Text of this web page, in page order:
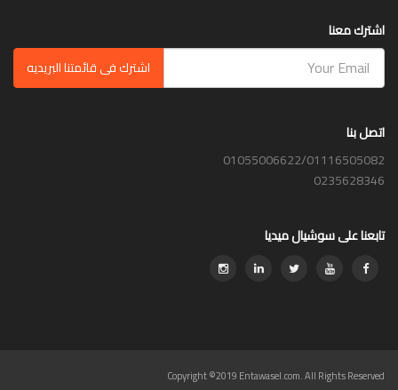
اشترك معنا
اشترك فى قائمتنا البريديه
اتصل بنا
01055006622/01116505082
0235628346
تابعنا على سوشيال ميديا
Copyright ©2019 Entawasel.com. All Rights Reserved